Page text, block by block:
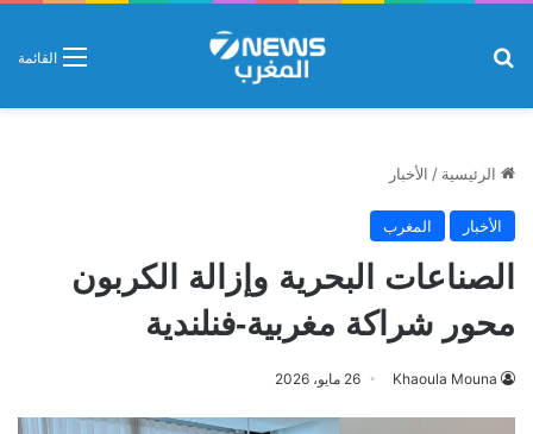
القائمة
الرئيسية / الأخبار
الأخبار المغرب
الصناعات البحرية وإزالة الكربون
محور شراكة مغربية-فنلندية
Khaoula Mouna 26 مايو، 2026